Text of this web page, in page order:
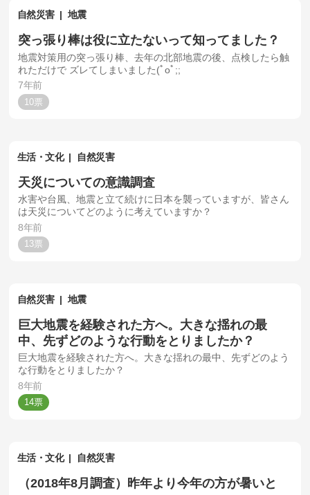
自然災害 地震
突っ張り棒は役に立たないって知ってました？
地震対策用の突っ張り棒、去年の北部地震の後、点検したら触
れただけで ズレてしまいました(ﾟoﾟ;;
7年前
10
生活・文化 自然災害
天災についての意識調査
水害や台風、地震と立て続けに日本を襲っていますが、皆さん
は天災についてどのように考えていますか？
8年前
13
自然災害 地震
巨大地震を経験された方へ。大きな揺れの最
中、先ずどのような行動をとりましたか？
巨大地震を経験された方へ。大きな揺れの最中、先ずどのよう
な行動をとりましたか？
8年前
14
生活・文化 自然災害
（2018年8月調査）昨年より今年の方が暑いと